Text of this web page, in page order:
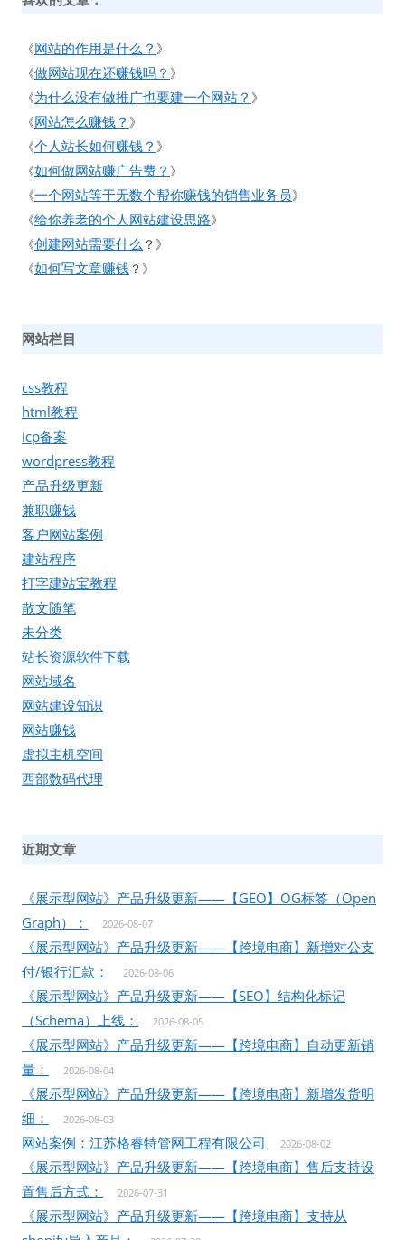
《网站的作用是什么？ 》
《做网站现在还赚钱吗？ 》
《为什么没有做推广也要建一个网站？ 》
《网站怎么赚钱？ 》
《个人站长如何赚钱？ 》
《如何做网站赚广告费？ 》
《一个网站等于无数个帮你赚钱的销售业务员》
《给你养老的个人网站建设思路》
《创建网站需要什么 ？》
《如何写文章赚钱 ？》
网站栏目
css教程
html教程
icp备案
wordpress教程
产品升级更新
兼职赚钱
客户网站案例
建站程序
打字建站宝教程
散文随笔
未分类
站长资源软件下载
网站域名
网站建设知识
网站赚钱
虚拟主机空间
西部数码代理
近期文章
《展示型网站》产品升级更新——【GEO】OG标签（Open
Graph）：
2026-08-07
《展示型网站》产品升级更新——【跨境电商】新增对公支
付/银行汇款：
2026-08-06
《展示型网站》产品升级更新——【SEO】结构化标记
（Schema）上线：
2026-08-05
《展示型网站》产品升级更新——【跨境电商】自动更新销
量：
2026-08-04
《展示型网站》产品升级更新——【跨境电商】新增发货明
细：
2026-08-03
网站案例：江苏格睿特管网工程有限公司 2026-08-02
《展示型网站》产品升级更新——【跨境电商】售后支持设
置售后方式：
2026-07-31
《展示型网站》产品升级更新——【跨境电商】支持从